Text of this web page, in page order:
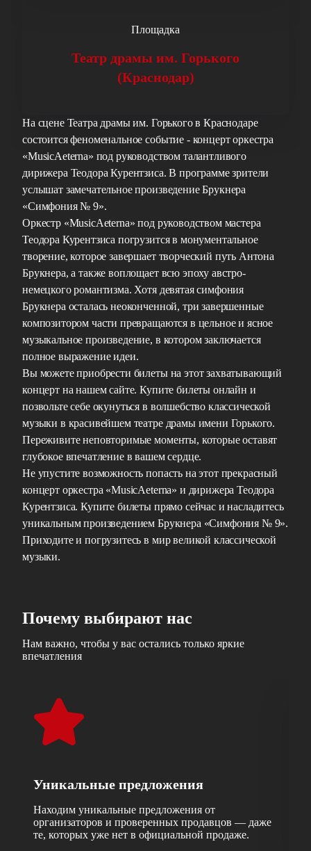
Площадка
Театр драмы им. Горького
(Краснодар)
На сцене Театра драмы им. Горького в Краснодаре
состоится феноменальное событие - концерт оркестра
«MusicAeterna» под руководством талантливого
дирижера Теодора Курентзиса. В программе зрители
услышат замечательное произведение Брукнера
«Симфония № 9».
Оркестр «MusicAeterna» под руководством мастера
Теодора Курентзиса погрузится в монументальное
творение, которое завершает творческий путь Антона
Брукнера, а также воплощает всю эпоху австро-
немецкого романтизма. Хотя девятая симфония
Брукнера осталась неоконченной, три завершенные
композитором части превращаются в цельное и ясное
музыкальное произведение, в котором заключается
полное выражение идеи.
Вы можете приобрести билеты на этот захватывающий
концерт на нашем сайте. Купите билеты онлайн и
позвольте себе окунуться в волшебство классической
музыки в красивейшем театре драмы имени Горького.
Переживите неповторимые моменты, которые оставят
глубокое впечатление в вашем сердце.
Не упустите возможность попасть на этот прекрасный
концерт оркестра «MusicAeterna» и дирижера Теодора
Курентзиса. Купите билеты прямо сейчас и насладитесь
уникальным произведением Брукнера «Симфония № 9».
Приходите и погрузитесь в мир великой классической
музыки.
Почему выбирают нас
Нам важно, чтобы у вас остались только яркие
впечатления
Уникальные предложения
Находим уникальные предложения от
организаторов и проверенных продавцов — даже
те, которых уже нет в официальной продаже.